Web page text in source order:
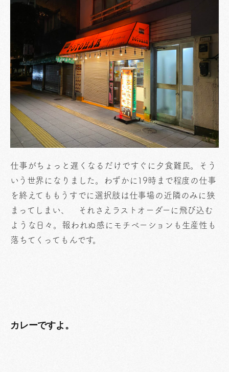
仕事がちょっと遅くなるだけですぐに夕食難民。そう
いう世界になりました。わずかに19時まで程度の仕事
を終えてももうすでに選択肢は仕事場の近隣のみに狭
まってしまい、 それさえラストオーダーに飛び込む
ような日々。報われぬ感にモチベーションも生産性も
落ちてくってもんです。
カレーですよ。